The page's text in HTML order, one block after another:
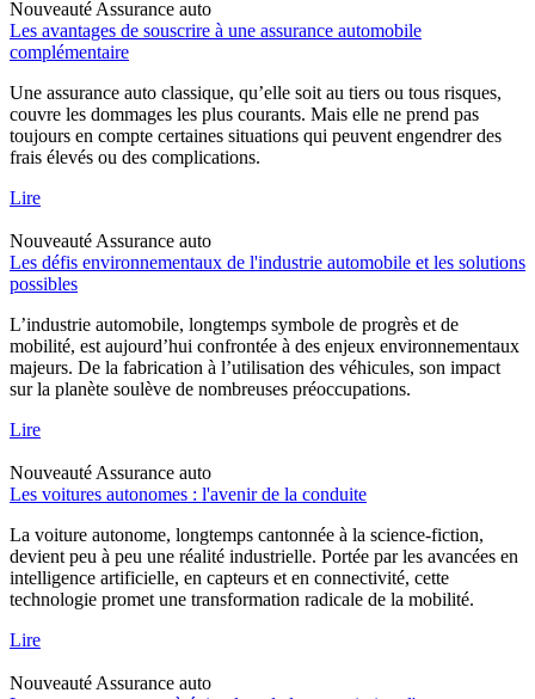
Nouveauté Assurance auto
Les avantages de souscrire à une assurance automobile
complémentaire
Une assurance auto classique, qu’elle soit au tiers ou tous risques,
couvre les dommages les plus courants. Mais elle ne prend pas
toujours en compte certaines situations qui peuvent engendrer des
frais élevés ou des complications.
Lire
Nouveauté Assurance auto
Les défis environnementaux de l'industrie automobile et les solutions
possibles
L’industrie automobile, longtemps symbole de progrès et de
mobilité, est aujourd’hui confrontée à des enjeux environnementaux
majeurs. De la fabrication à l’utilisation des véhicules, son impact
sur la planète soulève de nombreuses préoccupations.
Lire
Nouveauté Assurance auto
Les voitures autonomes : l'avenir de la conduite
La voiture autonome, longtemps cantonnée à la science-fiction,
devient peu à peu une réalité industrielle. Portée par les avancées en
intelligence artificielle, en capteurs et en connectivité, cette
technologie promet une transformation radicale de la mobilité.
Lire
Nouveauté Assurance auto